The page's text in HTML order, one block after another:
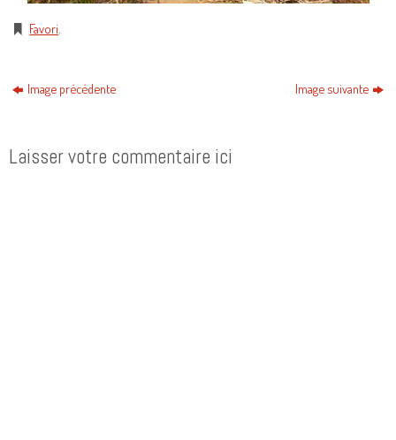
Favori
Image précédente Image suivante
Laisser votre commentaire ici